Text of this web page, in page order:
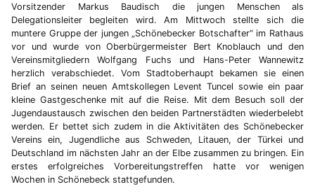
Vorsitzender Markus Baudisch die jungen Menschen als
Delegationsleiter begleiten wird. Am Mittwoch stellte sich die
muntere Gruppe der jungen „Schönebecker Botschafter“ im Rathaus
vor und wurde von Oberbürgermeister Bert Knoblauch und den
Vereinsmitgliedern Wolfgang Fuchs und Hans-Peter Wannewitz
herzlich verabschiedet. Vom Stadtoberhaupt bekamen sie einen
Brief an seinen neuen Amtskollegen Levent Tuncel sowie ein paar
kleine Gastgeschenke mit auf die Reise. Mit dem Besuch soll der
Jugendaustausch zwischen den beiden Partnerstädten wiederbelebt
werden. Er bettet sich zudem in die Aktivitäten des Schönebecker
Vereins ein, Jugendliche aus Schweden, Litauen, der Türkei und
Deutschland im nächsten Jahr an der Elbe zusammen zu bringen. Ein
erstes erfolgreiches Vorbereitungstreffen hatte vor wenigen
Wochen in Schönebeck stattgefunden.